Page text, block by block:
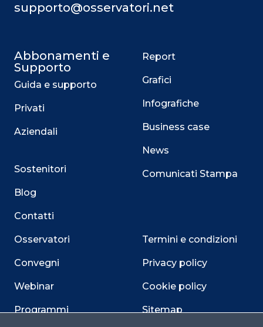
supporto@osservatori.net
Abbonamenti e
Supporto
Guida e supporto
Privati
Aziendali
Sostenitori
Blog
Contatti
Osservatori
Convegni
Webinar
Programmi
Report
Grafici
Infografiche
Business case
News
Comunicati Stampa
Termini e condizioni
Privacy policy
Cookie policy
Sitemap